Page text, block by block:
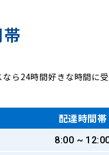
ら24時間好きな時間に
配達時間帯
8:00 ~